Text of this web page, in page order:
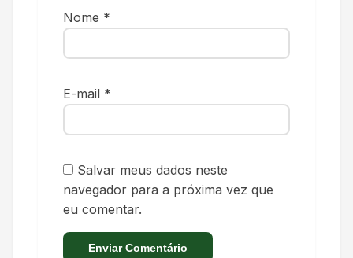
Nome *
E-mail *
Salvar meus dados neste
navegador para a próxima vez que
eu comentar.